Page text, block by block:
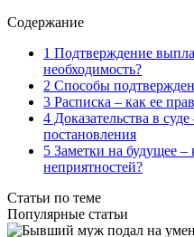
Содержание
1 Подтверждение
необходимость?
2 Способы
3 Расписка – как ее
4 Доказательства в
постановления
5 Заметки на будущее –
неприятностей?
Статьи по теме
Популярные статьи